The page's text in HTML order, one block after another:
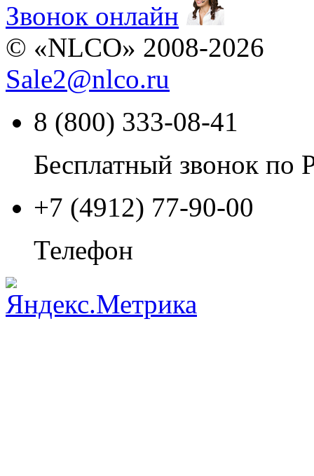
Звонок онлайн
© «NLCO» 2008-2026
Sale2@nlco.ru
8 (800) 333-08-41
Бесплатный звонок по
+7 (4912) 77-90-00
Телефон